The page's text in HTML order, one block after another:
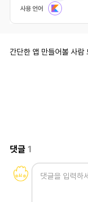
사용 언어
간단한 앱 만들어볼 사람
댓글 1